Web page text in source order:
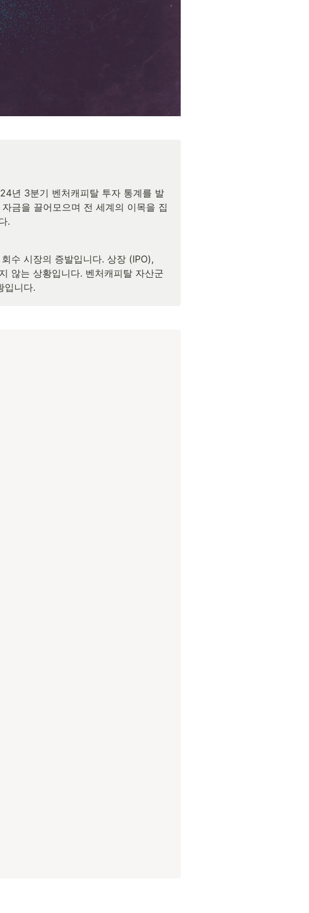
년 3분기 벤처캐피탈 투자 통계를 발
금을 끌어모으며 전 세계의 이목을 집
.
수 시장의 증발입니다. 상장 (IPO),
않는 상황입니다. 벤처캐피탈 자산군
입니다.